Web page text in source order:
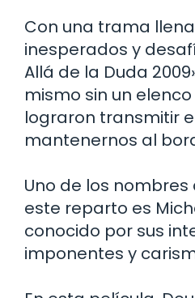
Con una trama
inesperados y
Allá de la Duda
mismo sin un
lograron transmitir
mantenernos al
Uno de los
este reparto es
conocido por sus
imponentes y